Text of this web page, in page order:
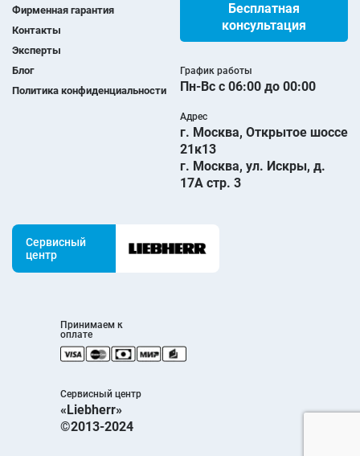
Фирменная гарантия
Контакты
Эксперты
Блог
Политика конфиденциальности
Бесплатная
консультация
График работы
Пн-Вс с 06:00 до 00:00
Адрес
г. Москва, Открытое шоссе
21к13
г. Москва, ул. Искры, д.
17А стр. 3
Сервисный
центр
Принимаем к
оплате
Сервисный центр
«Liebherr»
©2013-2024